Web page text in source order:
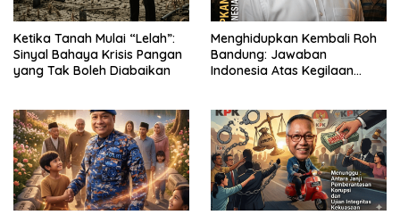
Ketika Tanah Mulai “Lelah”:
Sinyal Bahaya Krisis Pangan
yang Tak Boleh Diabaikan
Menghidupkan Kembali Roh
Bandung: Jawaban
Indonesia Atas Kegilaan